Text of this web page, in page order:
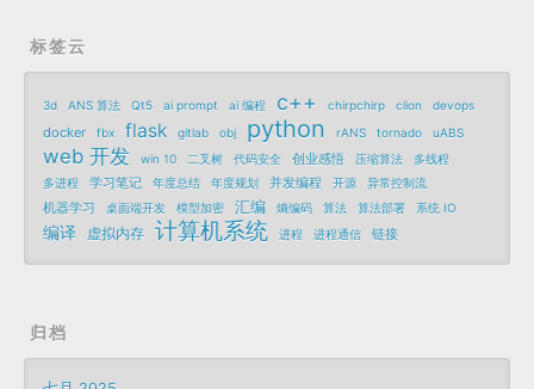
标签云
3d ANS 算法 Qt5 ai prompt ai 编程 c++ chirpchirp clion devops
docker fbx flask gitlab obj python rANS tornado uABS
web 开发 win 10 二叉树 代码安全 创业感悟 压缩算法
多线程
多进程
学习笔记 年度总结 年度规划 并发编程 开源 异常控制流
机器学习 桌面端开发 模型加密 汇编 熵编码 算法 算法部署 系统 IO
编译 虚拟内存 计算机系统 进程 进程通信 链接
归档